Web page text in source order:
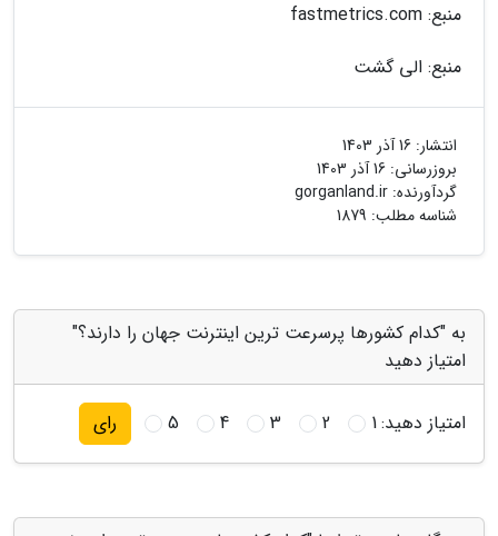
منبع: fastmetrics.com
منبع: الی گشت
انتشار: 16 آذر 1403
بروزرسانی: 16 آذر 1403
گردآورنده: gorganland.ir
شناسه مطلب: 1879
به "کدام کشورها پرسرعت ترین اینترنت جهان را دارند؟"
امتیاز دهید
امتیاز دهید:1
2
3
4
5 رای